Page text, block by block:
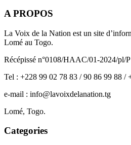
A PROPOS
La Voix de la Nation est un site
Lomé au Togo.
Récépissé n°0108/HAAC/01-2024/pl/P
Tel : +228 99 02 78 83 / 90 86 99 88 /
e-mail : info@lavoixdelanation.tg
Lomé, Togo.
Categories